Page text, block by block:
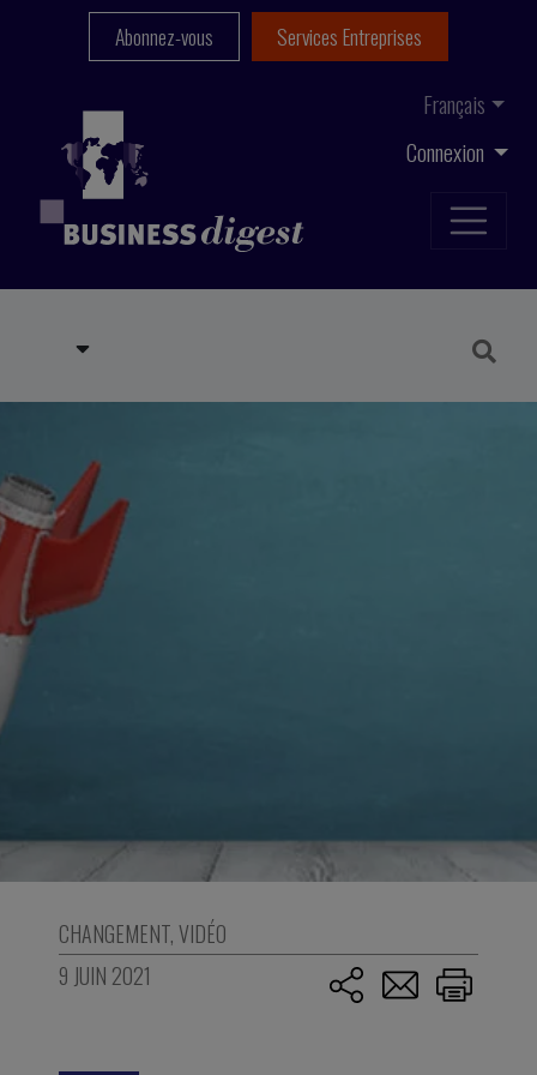
Connexion
Français
Abonnez-vous Services Entreprises
CHANGEMENT,VIDÉO
9 JUIN 2021